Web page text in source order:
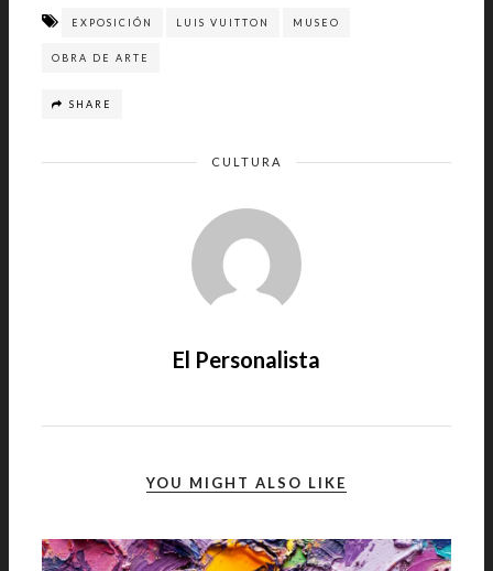
EXPOSICIÓN LUIS VUITTON MUSEO
OBRA DE ARTE
SHARE
CULTURA
El Personalista
YOU MIGHT ALSO LIKE